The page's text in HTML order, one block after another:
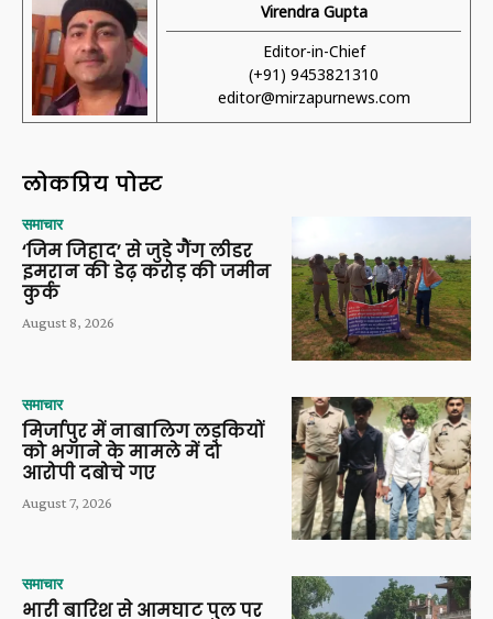
Virendra Gupta
Editor-in-Chief
(+91) 9453821310
editor@mirzapurnews.com
लोकप्रिय पोस्ट
समाचार
‘जिम जिहाद’ से जुड़े गैंग लीडर
इमरान की डेढ़ करोड़ की जमीन
कुर्क
August 8, 2026
समाचार
मिर्जापुर में नाबालिग लड़कियों
को भगाने के मामले में दो
आरोपी दबोचे गए
August 7, 2026
समाचार
भारी बारिश से आमघाट पुल पर